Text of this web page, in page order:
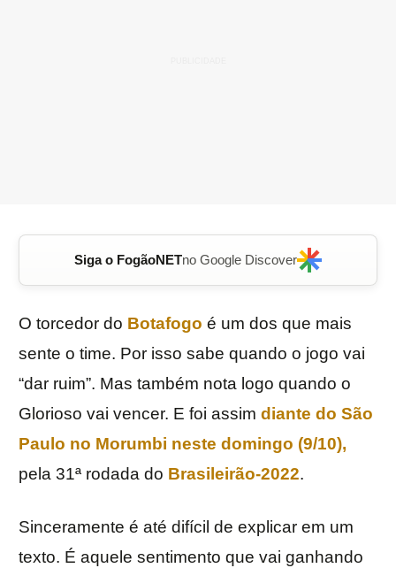
Siga o FogãoNETno Google Discover
O torcedor do Botafogo é um dos que mais
sente o time. Por isso sabe quando o jogo vai
“dar ruim”. Mas também nota logo quando o
Glorioso vai vencer. E foi assim diante do São
Paulo no Morumbi neste domingo (9/10),
pela 31ª rodada do Brasileirão-2022.
Sinceramente é até difícil de explicar em um
texto. É aquele sentimento que vai ganhando